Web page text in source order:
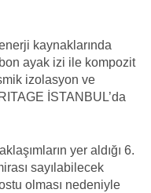
kaynaklarında
ayak izi ile kompozit
izolasyon ve
İSTANBUL’da
yer aldığı 6.
sayılabilecek
olması nedeniyle